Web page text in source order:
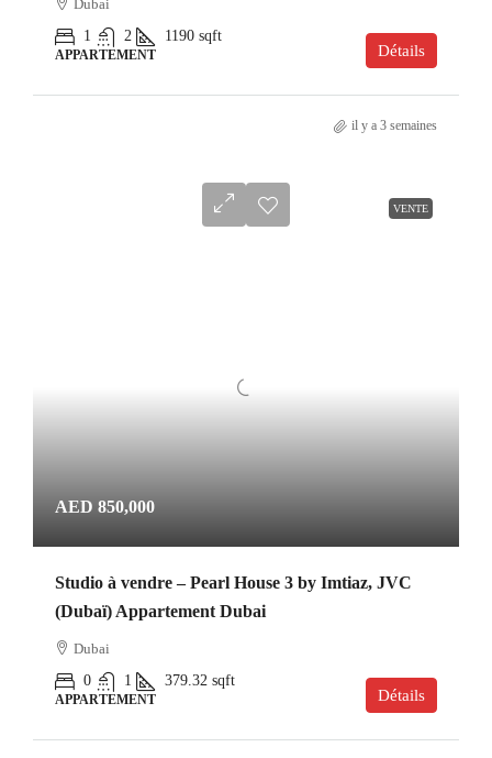
Dubai
1
2 1190 sqft
APPARTEMENT Détails
il y a 3 semaines
VENTE
AED 850,000
Studio à vendre – Pearl House 3 by Imtiaz, JVC
(Dubaï) Appartement Dubai
Dubai
0
1 379.32 sqft
APPARTEMENT Détails